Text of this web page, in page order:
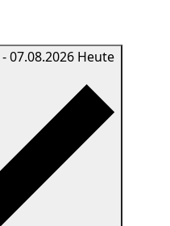
-07.08.2026 Heute